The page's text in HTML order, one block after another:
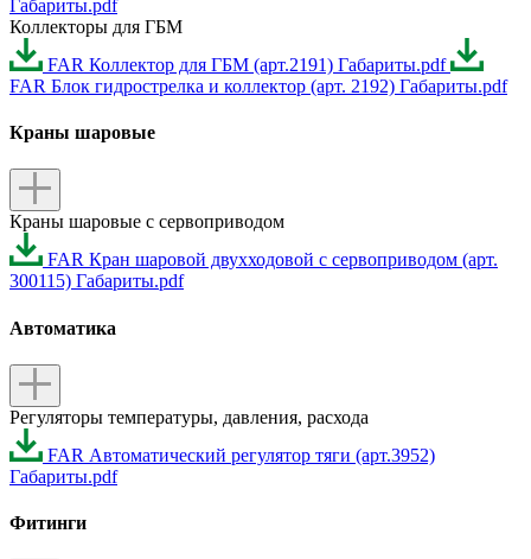
Габариты.pdf
Коллекторы для ГБМ
FAR Коллектор для ГБМ (арт.2191) Габариты.pdf
FAR Блок гидрострелка и коллектор (арт. 2192) Габариты.pdf
Краны шаровые
Краны шаровые с сервоприводом
FAR Кран шаровой двухходовой с сервоприводом (арт.
300115) Габариты.pdf
Автоматика
Регуляторы температуры, давления, расхода
FAR Автоматический регулятор тяги (арт.3952)
Габариты.pdf
Фитинги